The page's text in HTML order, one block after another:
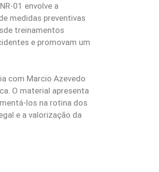
01 envolve a
medidas preventivas
treinamentos
e promovam um
com Marcio Azevedo
O material apresenta
los na rotina dos
e a valorização da